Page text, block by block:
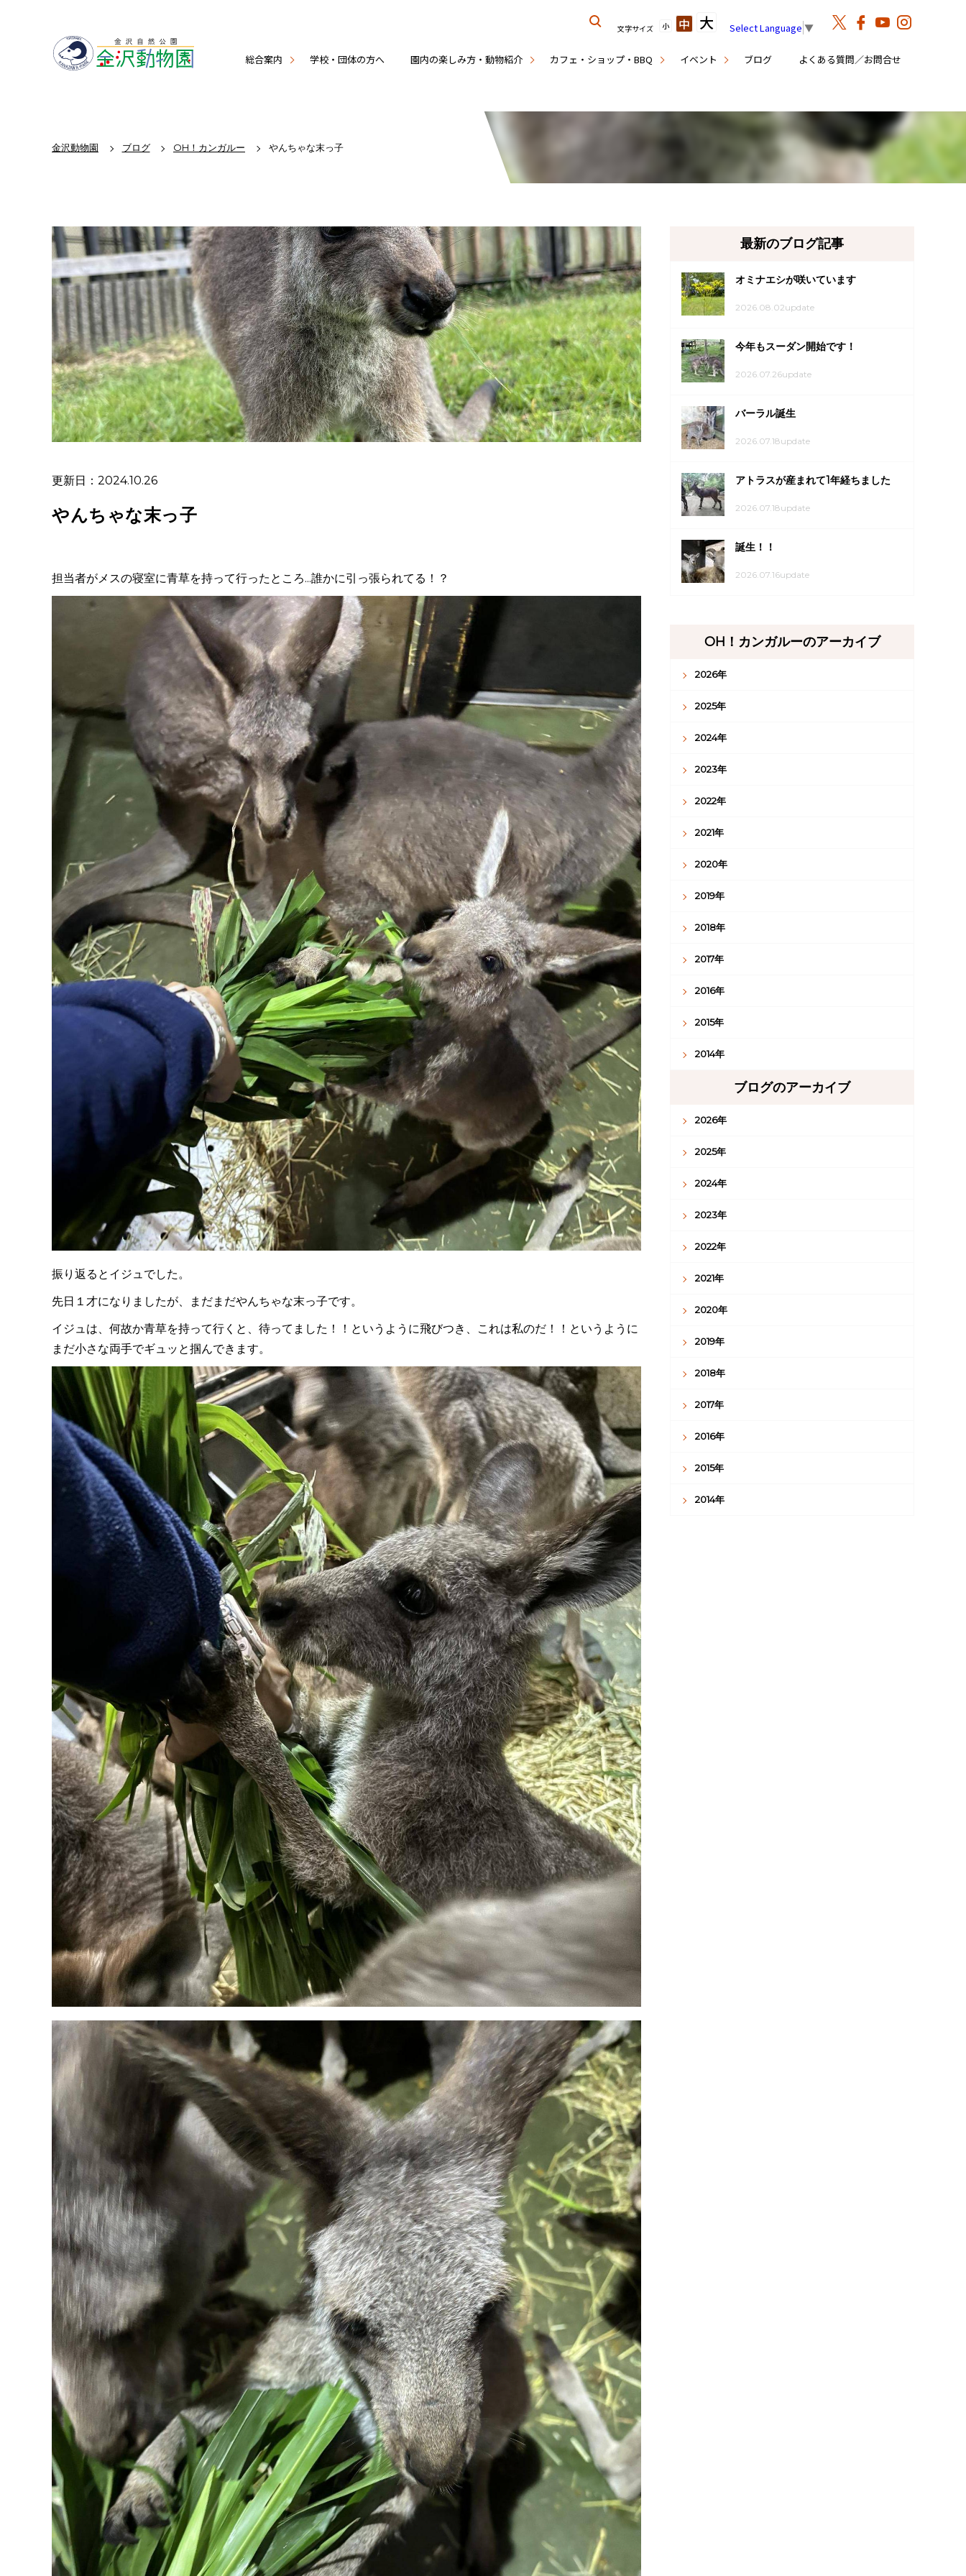
総合案内 学校・団体の方へ 園内の楽しみ方・動物紹介 カフェ・ショップ・BBQ イベント ブログ よくある質問／お問合せ
文字サイズ 小 中 大 Select Language ▼
金沢動物園 ブログ OH！カンガルー やんちゃな末っ子
更新日：2024.10.26
やんちゃな末っ子
担当者がメスの寝室に青草を持って行ったところ...誰かに引っ張られてる！？
振り返るとイジュでした。
先日１才になりましたが、まだまだやんちゃな末っ子です。
イジュは、何故か青草を持って行くと、待ってました！！というように飛びつき、これは私のだ！！というように
まだ小さな両手でギュッと掴んできます。
最新のブログ記事
オミナエシが咲いています
2026.08.02update
今年もスーダン開始です！
2026.07.26update
バーラル誕生
2026.07.18update
アトラスが産まれて1年経ちました
2026.07.18update
誕生！！
2026.07.16update
OH！カンガルーのアーカイブ
2026年
2025年
2024年
2023年
2022年
2021年
2020年
2019年
2018年
2017年
2016年
2015年
2014年
ブログのアーカイブ
2026年
2025年
2024年
2023年
2022年
2021年
2020年
2019年
2018年
2017年
2016年
2015年
2014年